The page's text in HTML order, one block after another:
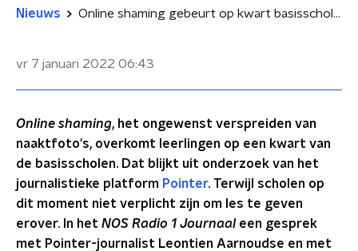
Nieuws Online shaming gebeurt op kwart basisscholen: 'Zeer zorgelijk'
vr 7 januari 2022 06:43
Online shaming, het ongewenst verspreiden van
naaktfoto's, overkomt leerlingen op een kwart van
de basisscholen. Dat blijkt uit onderzoek van het
journalistieke platform Pointer. Terwijl scholen op
dit moment niet verplicht zijn om les te geven
erover. In het NOS Radio 1 Journaal een gesprek
met Pointer-journalist Leontien Aarnoudse en met